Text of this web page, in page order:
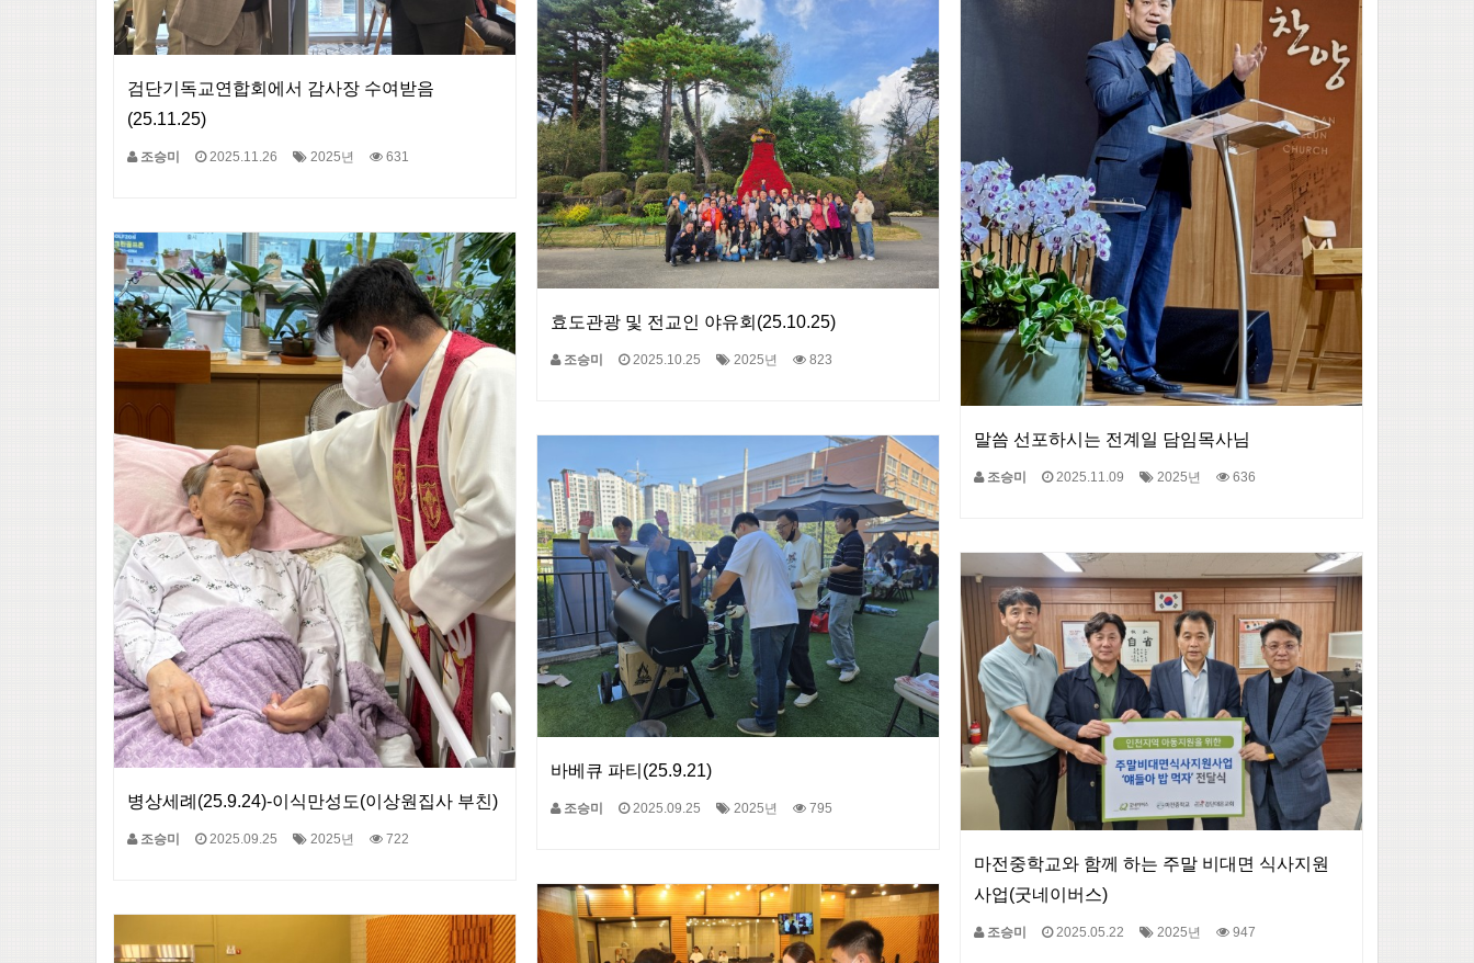
검단기독교연합회에서 감사장 수여받음
(25.11.25)
조승미 2025.11.26 2025년 631
말씀 선포하시는 전계일 담임목사님
조승미 2025.11.09 2025년 636
효도관광 및 전교인 야유회(25.10.25)
조승미 2025.10.25 2025년 823
병상세례(25.9.24)-이식만성도(이상원집사 부친)
조승미 2025.09.25 2025년 722
바베큐 파티(25.9.21)
조승미 2025.09.25 2025년 795
마전중학교와 함께 하는 주말 비대면 식사지원
사업(굿네이버스)
조승미 2025.05.22 2025년 947